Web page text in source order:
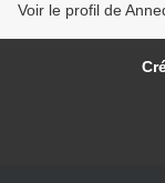
Voir le profil de